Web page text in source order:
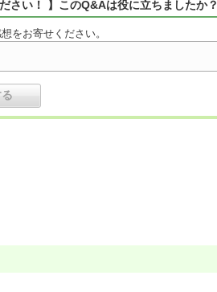
さい！ 】このQ&Aは役に立ちましたか？
をお寄せください。